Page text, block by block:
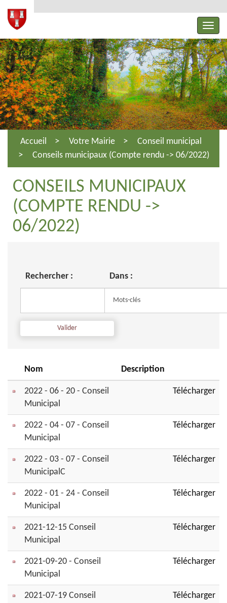
Accueil Votre Mairie
Conseil municipal
Conseils municipaux (Compte rendu -> 06/2022)
CONSEILS MUNICIPAUX
(COMPTE RENDU ->
06/2022)
Rechercher : Dans :
Nom Description
2022 - 06 - 20 - Conseil
Municipal
Télécharger
2022 - 04 - 07 - Conseil
Municipal
Télécharger
2022 - 03 - 07 - Conseil
MunicipalC
Télécharger
2022 - 01 - 24 - Conseil
Municipal
Télécharger
2021-12-15 Conseil
Municipal
Télécharger
2021-09-20 - Conseil
Municipal
Télécharger
2021-07-19 Conseil
Télécharger